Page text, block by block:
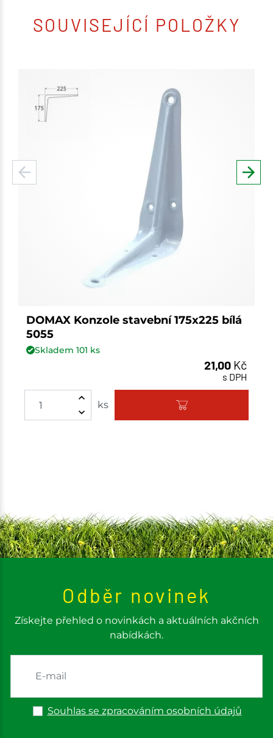
SOUVISEJÍCÍ POLOŽKY
DOMAX Konzole stavební 175x225 bílá
5055
Skladem 101 ks
21,00 Kč
s DPH
ks
Odběr novinek
Získejte přehled o novinkách a aktuálních akčních
nabídkách.
Souhlas se zpracováním osobních údajů